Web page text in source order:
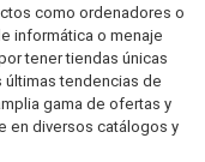
como ordenadores o
informática o menaje
tener tiendas únicas
últimas tendencias de
gama de ofertas y
en diversos catálogos y